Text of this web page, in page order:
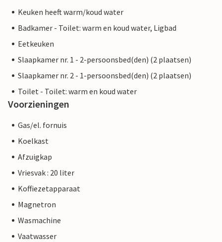
Keuken heeft warm/koud water
Badkamer - Toilet: warm en koud water, Ligbad
Eetkeuken
Slaapkamer nr. 1 - 2-persoonsbed(den) (2 plaatsen)
Slaapkamer nr. 2 - 1-persoonsbed(den) (2 plaatsen)
Toilet - Toilet: warm en koud water
Voorzieningen
Gas/el. fornuis
Koelkast
Afzuigkap
Vriesvak : 20 liter
Koffiezetapparaat
Magnetron
Wasmachine
Vaatwasser